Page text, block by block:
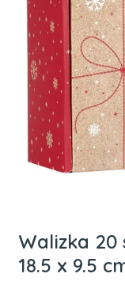
Walizka 20
18.5 x 9.5